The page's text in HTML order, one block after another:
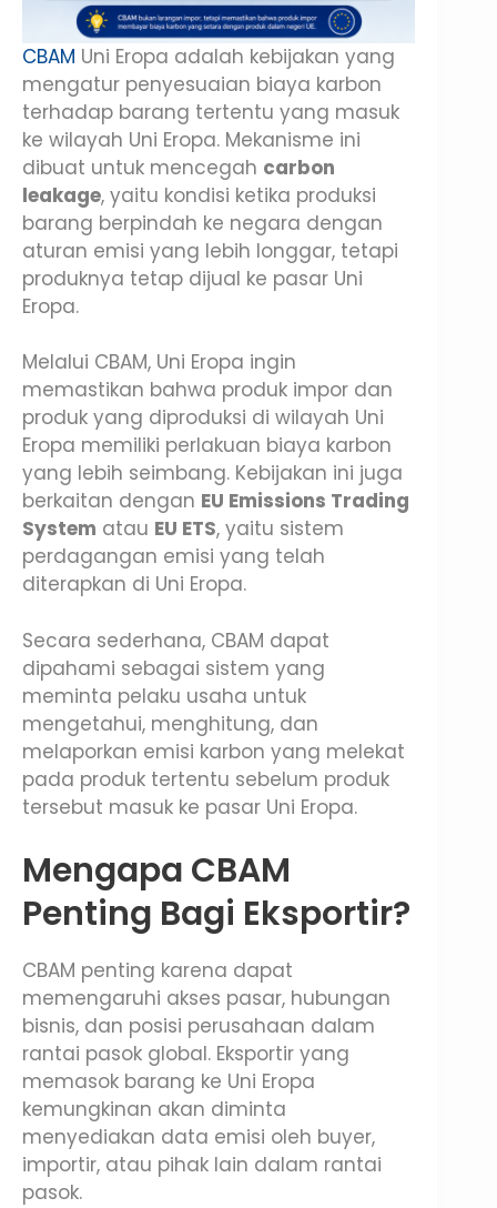
CBAM Uni Eropa adalah kebijakan yang
mengatur penyesuaian biaya karbon
terhadap barang tertentu yang masuk
ke wilayah Uni Eropa. Mekanisme ini
dibuat untuk mencegah carbon
leakage, yaitu kondisi ketika produksi
barang berpindah ke negara dengan
aturan emisi yang lebih longgar, tetapi
produknya tetap dijual ke pasar Uni
Eropa.
Melalui CBAM, Uni Eropa ingin
memastikan bahwa produk impor dan
produk yang diproduksi di wilayah Uni
Eropa memiliki perlakuan biaya karbon
yang lebih seimbang. Kebijakan ini juga
berkaitan dengan EU Emissions Trading
System atau EU ETS, yaitu sistem
perdagangan emisi yang telah
diterapkan di Uni Eropa.
Secara sederhana, CBAM dapat
dipahami sebagai sistem yang
meminta pelaku usaha untuk
mengetahui, menghitung, dan
melaporkan emisi karbon yang melekat
pada produk tertentu sebelum produk
tersebut masuk ke pasar Uni Eropa.
Mengapa CBAM
Penting Bagi Eksportir?
CBAM penting karena dapat
memengaruhi akses pasar, hubungan
bisnis, dan posisi perusahaan dalam
rantai pasok global. Eksportir yang
memasok barang ke Uni Eropa
kemungkinan akan diminta
menyediakan data emisi oleh buyer,
importir, atau pihak lain dalam rantai
pasok.